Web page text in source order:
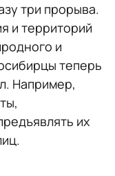
три прорыва.
и территорий
и
теперь
Например,
их